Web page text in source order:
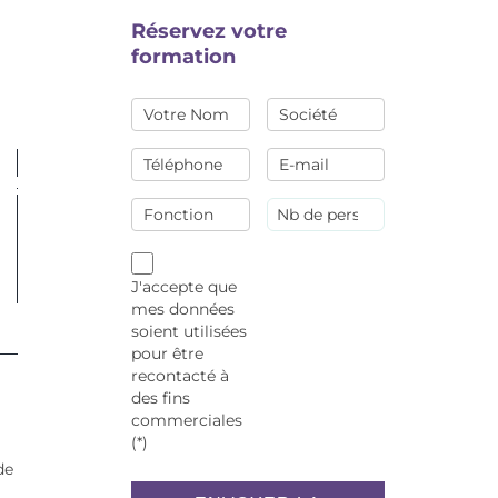
Réservez votre
formation
J'accepte que
mes données
soient utilisées
pour être
recontacté à
des fins
commerciales
(*)